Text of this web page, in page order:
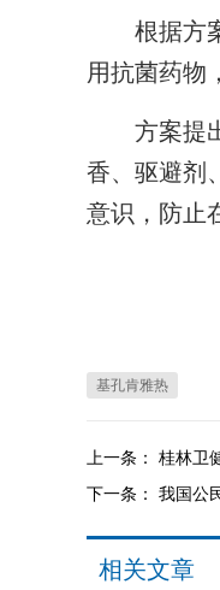
根据方
用抗菌药物
方案提出
香、驱避剂
意识，防止
基孔肯雅热
上一条： 桂林卫
下一条： 我国公
相关文章